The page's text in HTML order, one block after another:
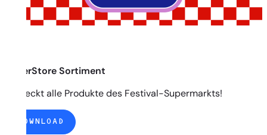
SuperStore Sortiment
Entdeckt alle Produkte des Festival-Supermarkts!
DOWNLOAD